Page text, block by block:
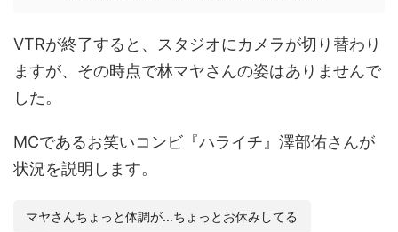
VTRが終了すると、スタジオにカメラが切り替わり
ますが、その時点で林マヤさんの姿はありませんで
した。
MCであるお笑いコンビ『ハライチ』澤部佑さんが
状況を説明します。
マヤさんちょっと体調が…ちょっとお休みしてる